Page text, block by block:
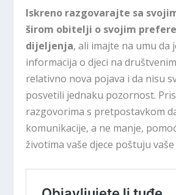
Iskreno razgovarajte sa
širom obitelji o svojim
dijeljenja, ali imajte na umu da
informacija o djeci na
relativno nova pojava i da nisu
posvetili jednaku pozornost.
razgovorima s pretpostavkom
komunikacije, a ne manje,
životima vaše djece poštuju vaše